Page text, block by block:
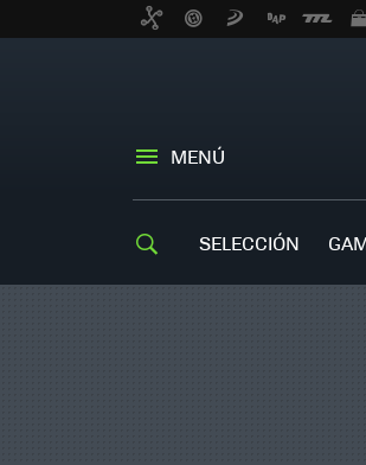
MENÚ
SELECCIÓN